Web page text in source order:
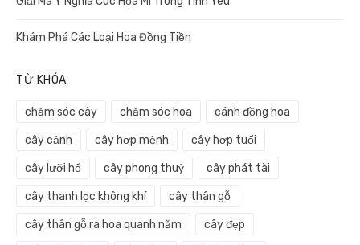
Khám Phá Các Loại Hoa Đồng Tiền
TỪ KHÓA
chăm sóc cây chăm sóc hoa cánh đồng hoa
cây cảnh cây hợp mệnh cây hợp tuổi
cây lưỡi hổ cây phong thuỷ cây phát tài
cây thanh lọc không khí cây thân gỗ
cây thân gỗ ra hoa quanh năm cây đẹp